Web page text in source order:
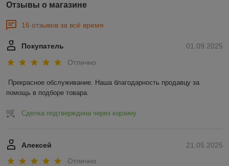
Отзывы о магазине
16 отзывов за всё время
01.09.2025
Покупатель
Отлично
Прекрасное обслуживание. Наша благодарность продавцу за
помощь в подборе товара.
Сделка подтверждена через корзину
21.05.2025
Алексей
Отлично